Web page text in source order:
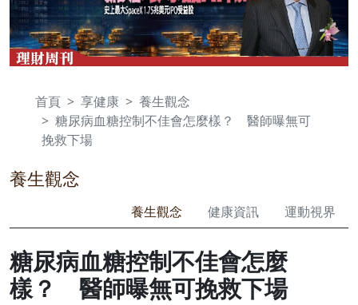
首頁 享健康
養生觀念
糖尿病血糖控制不佳會怎麼樣？ 醫師曝無可
挽救下場
養生觀念
養生觀念 健康資訊 運動視界
糖尿病血糖控制不佳會怎麼
樣？ 醫師曝無可挽救下場